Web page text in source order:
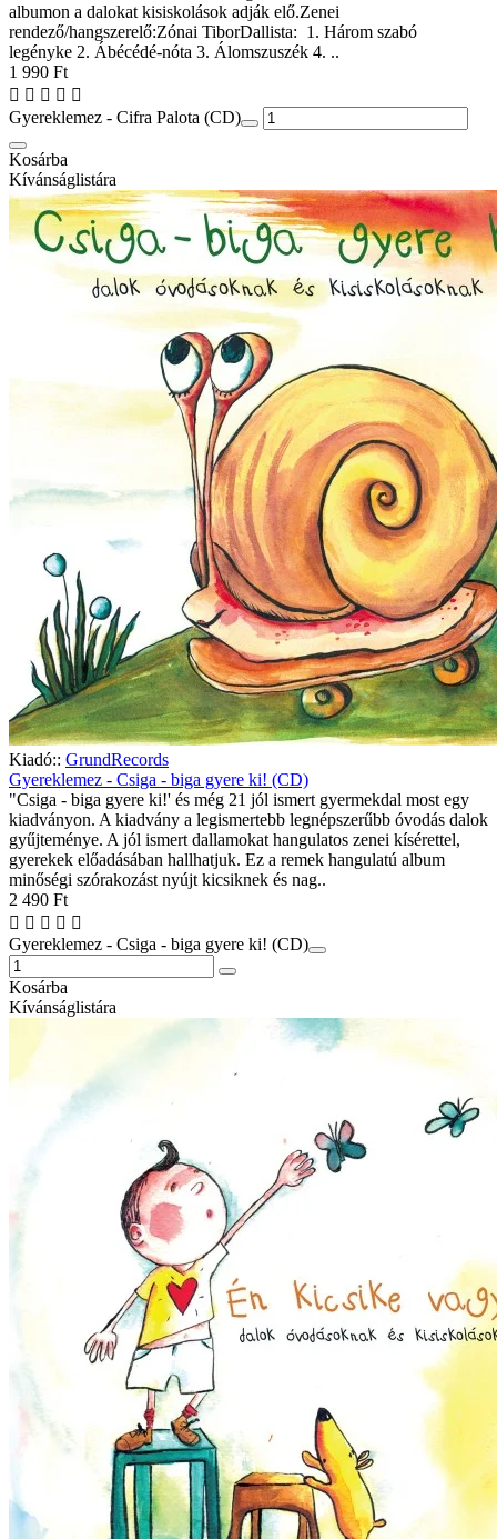
albumon a dalokat kisiskolások adják elő.Zenei
rendező/hangszerelő:Zónai TiborDallista: 1. Három szabó
legényke 2. Ábécédé-nóta 3. Álomszuszék 4. ..
1 990 Ft
Gyereklemez - Cifra Palota (CD)
Kosárba
Kívánságlistára
Kiadó:: GrundRecords
Gyereklemez - Csiga - biga gyere ki! (CD)
"Csiga - biga gyere ki!' és még 21 jól ismert gyermekdal most egy
kiadványon. A kiadvány a legismertebb legnépszerűbb óvodás dalok
gyűjteménye. A jól ismert dallamokat hangulatos zenei kísérettel,
gyerekek előadásában hallhatjuk. Ez a remek hangulatú album
minőségi szórakozást nyújt kicsiknek és nag..
2 490 Ft
Gyereklemez - Csiga - biga gyere ki! (CD)
Kosárba
Kívánságlistára